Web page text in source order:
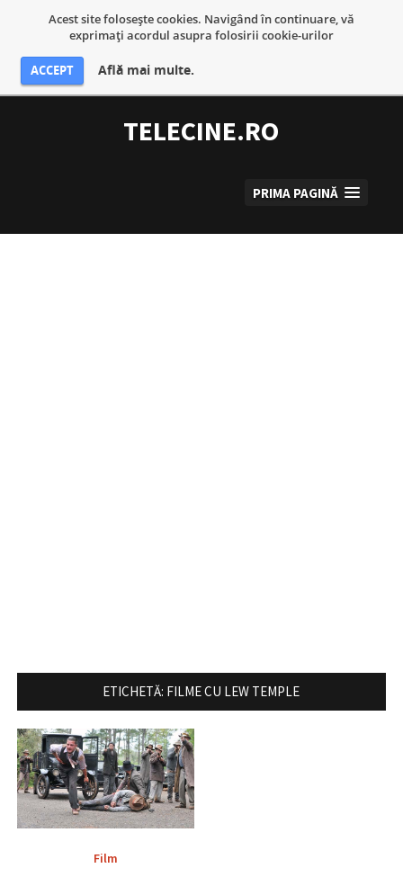
Acest site foloseşte cookies. Navigând în continuare, vă
exprimaţi acordul asupra folosirii cookie-urilor
ACCEPT Află mai multe.
conținut
TELECINE.RO
PRIMA PAGINĂ
ETICHETĂ: FILME CU LEW TEMPLE
Film